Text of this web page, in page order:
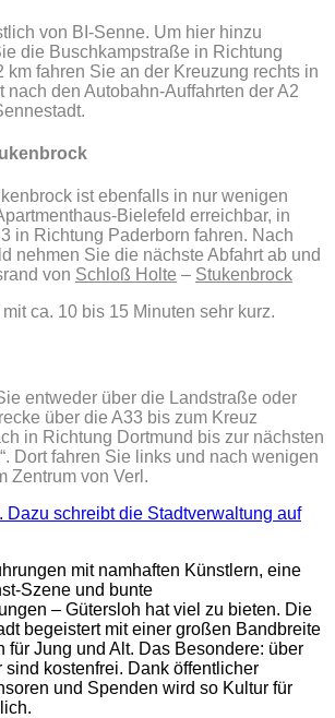
von BI-Senne. Um hier hinzu
die Buschkampstraße in Richtung
km fahren Sie an der Kreuzung rechts in
nach den Autobahn-Auffahrten der A2
ist ebenfalls in nur wenigen
Bielefeld erreichbar, in
in Richtung Paderborn fahren. Nach
nehmen Sie die nächste Abfahrt ab und
von Schloß Holte – Stukenbrock
mit ca. 10 bis 15 Minuten sehr kurz.
entweder über die Landstraße oder
über die A33 bis zum Kreuz
in Richtung Dortmund bis zur nächsten
Dort fahren Sie links und nach wenigen
Zentrum von Verl.
Dazu schreibt die Stadtverwaltung auf
mit namhaften Künstlern, eine
Szene und bunte
– Gütersloh hat viel zu bieten. Die
begeistert mit einer großen Bandbreite
für Jung und Alt. Das Besondere: über
sind kostenfrei. Dank öffentlicher
und Spenden wird so Kultur für